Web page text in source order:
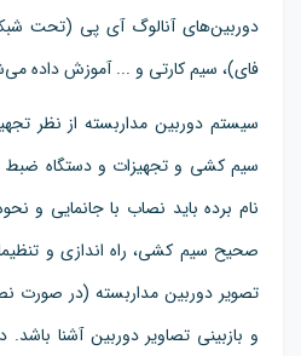
دوربین‌های آنالوگ آی پی (تحت
فای)، سیم کارتی و ... آموزش داده
سیستم دوربین مداربسته از نظر
سیم کشی و تجهیزات و دستگاه ضبط
نام برده باید نصاب با جانمایی و
صحیح سیم کشی، راه اندازی و
تصویر دوربین مداربسته (در صورت
و بازبینی تصاویر دوربین آشنا